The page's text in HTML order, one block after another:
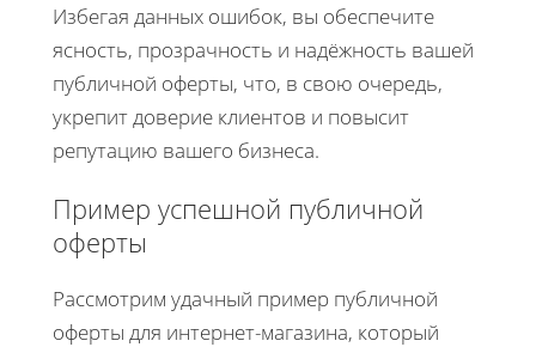
Избегая данных ошибок, вы обеспечите
ясность, прозрачность и надёжность вашей
публичной оферты, что, в свою очередь,
укрепит доверие клиентов и повысит
репутацию вашего бизнеса.
Пример успешной публичной
оферты
Рассмотрим удачный пример публичной
оферты для интернет-магазина, который